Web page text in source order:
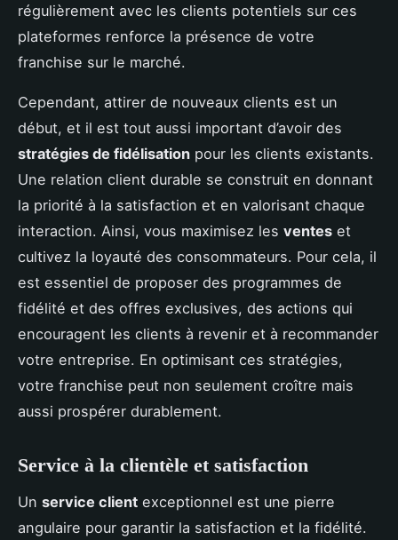
régulièrement avec les clients potentiels sur ces
plateformes renforce la présence de votre
franchise sur le marché.
Cependant, attirer de nouveaux clients est un
début, et il est tout aussi important d’avoir des
stratégies de fidélisation pour les clients existants.
Une relation client durable se construit en donnant
la priorité à la satisfaction et en valorisant chaque
interaction. Ainsi, vous maximisez les ventes et
cultivez la loyauté des consommateurs. Pour cela, il
est essentiel de proposer des programmes de
fidélité et des offres exclusives, des actions qui
encouragent les clients à revenir et à recommander
votre entreprise. En optimisant ces stratégies,
votre franchise peut non seulement croître mais
aussi prospérer durablement.
Service à la clientèle et satisfaction
Un service client exceptionnel est une pierre
angulaire pour garantir la satisfaction et la fidélité.